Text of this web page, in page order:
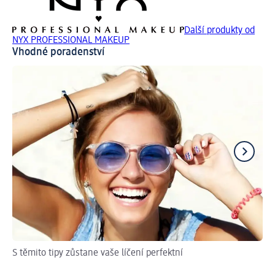
Další produkty od
NYX PROFESSIONAL MAKEUP
Vhodné poradenství
S těmito tipy zůstane vaše líčení perfektní